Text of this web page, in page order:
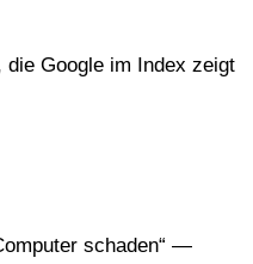
Google im Index zeigt
schaden“ —